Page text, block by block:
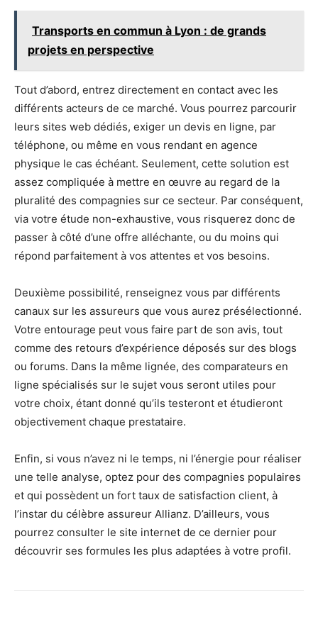
Transports en commun à Lyon : de grands
projets en perspective
Tout d’abord, entrez directement en contact avec les
différents acteurs de ce marché. Vous pourrez parcourir
leurs sites web dédiés, exiger un devis en ligne, par
téléphone, ou même en vous rendant en agence
physique le cas échéant. Seulement, cette solution est
assez compliquée à mettre en œuvre au regard de la
pluralité des compagnies sur ce secteur. Par conséquent,
via votre étude non-exhaustive, vous risquerez donc de
passer à côté d’une offre alléchante, ou du moins qui
répond parfaitement à vos attentes et vos besoins.
Deuxième possibilité, renseignez vous par différents
canaux sur les assureurs que vous aurez présélectionné.
Votre entourage peut vous faire part de son avis, tout
comme des retours d’expérience déposés sur des blogs
ou forums. Dans la même lignée, des comparateurs en
ligne spécialisés sur le sujet vous seront utiles pour
votre choix, étant donné qu’ils testeront et étudieront
objectivement chaque prestataire.
Enfin, si vous n’avez ni le temps, ni l’énergie pour réaliser
une telle analyse, optez pour des compagnies populaires
et qui possèdent un fort taux de satisfaction client, à
l’instar du célèbre assureur Allianz. D’ailleurs, vous
pourrez consulter le site internet de ce dernier pour
découvrir ses formules les plus adaptées à votre profil.